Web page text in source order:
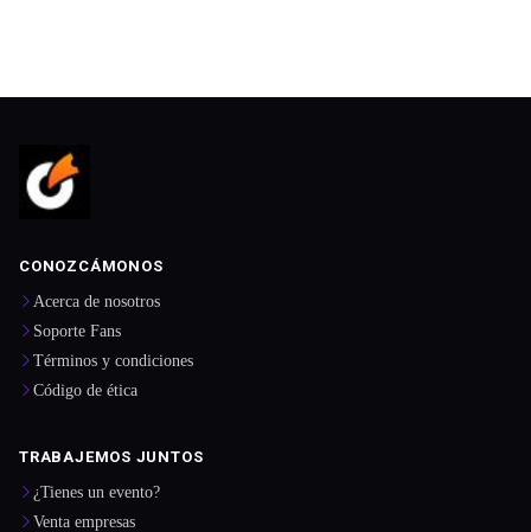
CONOZCÁMONOS
Acerca de nosotros
Soporte Fans
Términos y condiciones
Código de ética
TRABAJEMOS JUNTOS
¿Tienes un evento?
Venta empresas